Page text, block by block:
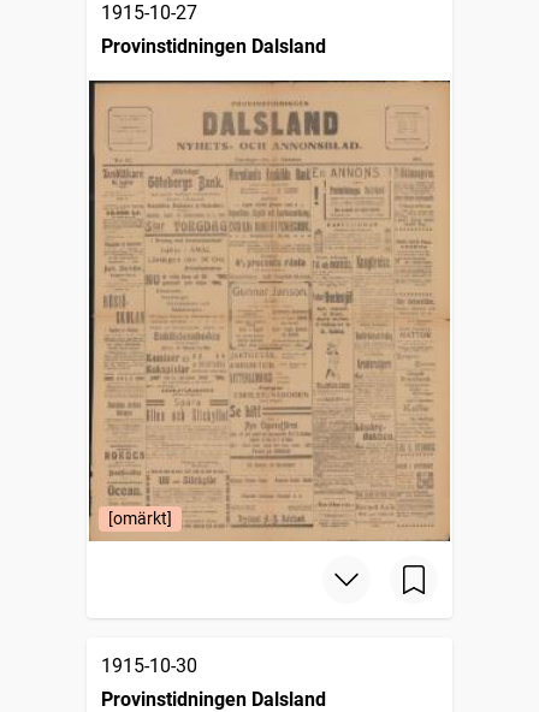
1915-10-27
Provinstidningen Dalsland
[omärkt]
1915-10-30
Provinstidningen Dalsland